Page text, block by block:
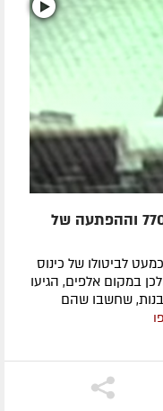
הראלי צבאות ה' שכמעט בוטל ב-770 וההפתעה של
לביטולו של כינוס
במקום אלפים, הגיעו
של בנות, שחשבו שהם